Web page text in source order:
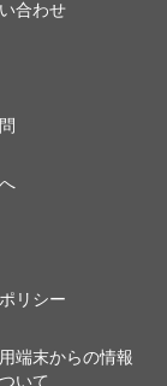
合わせ
リシー
端末からの情報
いて